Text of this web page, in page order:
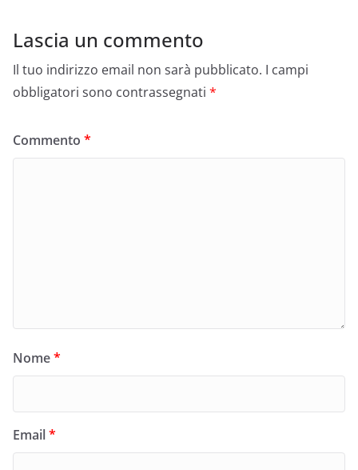
Lascia un commento
Il tuo indirizzo email non sarà pubblicato. I campi
obbligatori sono contrassegnati *
Commento *
Nome*
Email*